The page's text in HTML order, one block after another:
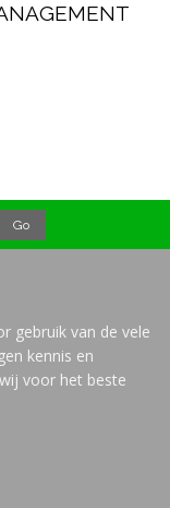
gebruik van de vele
kennis en
voor het beste